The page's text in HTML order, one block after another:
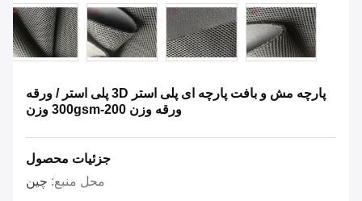
پارچه مش و بافت پارچه ای پلی استر 3D پلی استر / ورقه
ورقه وزن 200-300gsm وزن
جزئیات محصول
محل منبع: چين